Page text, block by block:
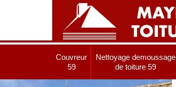
Couvreur
59
Nettoyage demoussage
de toiture 59